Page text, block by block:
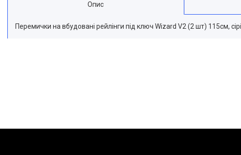
Опис
Перемички на вбудовані рейлінги під ключ Wizard V2 (2 шт) 115см,